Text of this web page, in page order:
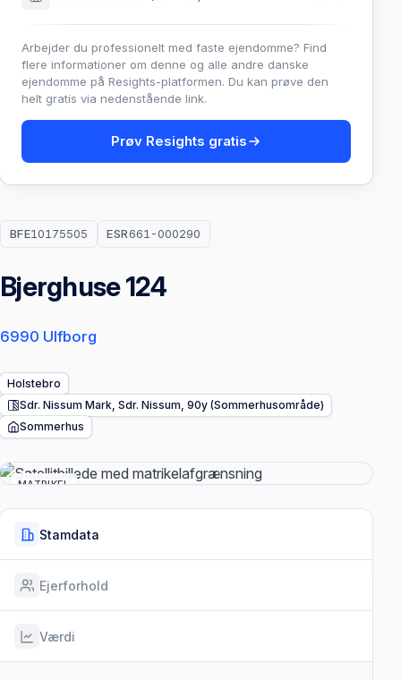
BFE10175505 ESR661-000290
Bjerghuse 124
6990 Ulfborg
Holstebro
Sdr. Nissum Mark, Sdr. Nissum, 90y (Sommerhusområde)
Sommerhus
MATRIKEL
Stamdata
Ejerforhold
Værdi
Arbejder du professionelt med faste ejendomme? Find
flere informationer om denne og alle andre danske
ejendomme på Resights-platformen. Du kan prøve den
helt gratis via nedenstående link.
Prøv Resights gratis